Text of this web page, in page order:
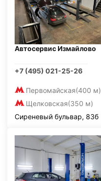
Автосервис Измайлово
+7 (495) 021-25-26
Первомайская(400 м)
Щелковская(350 м)
Сиреневый бульвар, 83б